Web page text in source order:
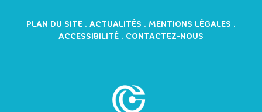
PLAN DU SITE . ACTUALITÉS . MENTIONS LÉGALES .
ACCESSIBILITÉ . CONTACTEZ-NOUS